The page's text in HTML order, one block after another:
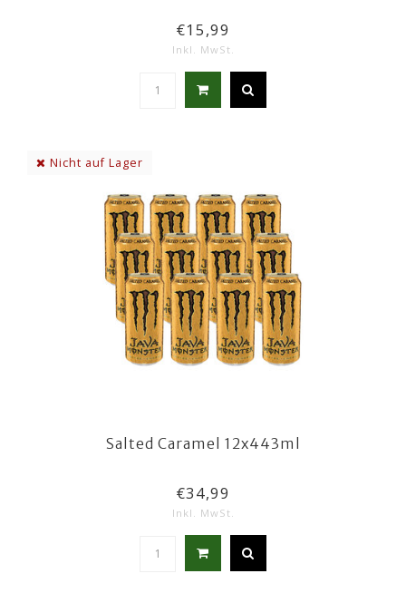
€15,99
Inkl. MwSt.
Nicht auf Lager
Salted Caramel 12x443ml
€34,99
Inkl. MwSt.